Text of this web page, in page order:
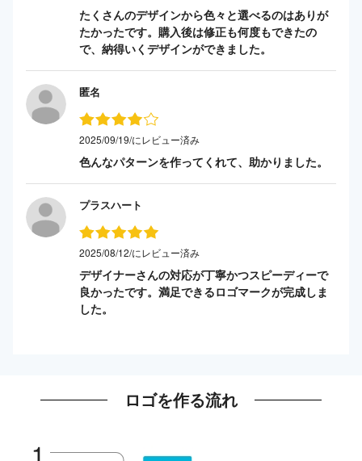
たくさんのデザインから色々と選べるのはありが
たかったです。購入後は修正も何度もできたの
で、納得いくデザインができました。
匿名
2025/09/19/にレビュー済み
色んなパターンを作ってくれて、助かりました。
プラスハート
2025/08/12/にレビュー済み
デザイナーさんの対応が丁寧かつスピーディーで
良かったです。満足できるロゴマークが完成しま
した。
ロゴを作る流れ